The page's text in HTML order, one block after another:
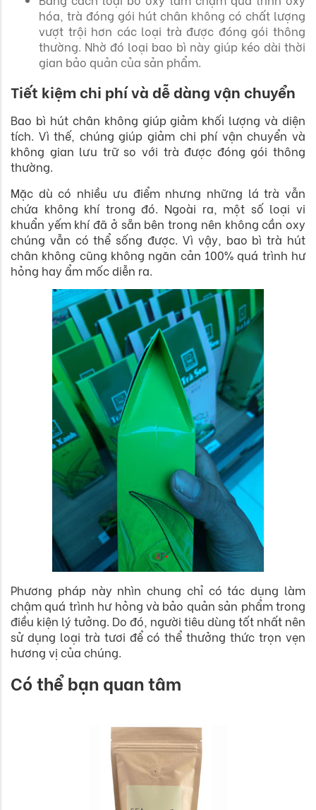
hóa, trà đóng gói hút chân không có chất lượng
vượt trội hơn các loại trà được đóng gói thông
thường. Nhờ đó loại bao bì này giúp kéo dài thời
gian bảo quản của sản phẩm.
Tiết kiệm chi phí và dễ dàng vận chuyển
Bao bì hút chân không giúp giảm khối lượng và diện
tích. Vì thế, chúng giúp giảm chi phí vận chuyển và
không gian lưu trữ so với trà được đóng gói thông
thường.
Mặc dù có nhiều ưu điểm nhưng những lá trà vẫn
chứa không khí trong đó. Ngoài ra, một số loại vi
khuẩn yếm khí đã ở sẵn bên trong nên không cần oxy
chúng vẫn có thể sống được. Vì vậy, bao bì trà hút
chân không cũng không ngăn cản 100% quá trình hư
hỏng hay ẩm mốc diễn ra.
Phương pháp này nhìn chung chỉ có tác dụng làm
chậm quá trình hư hỏng và bảo quản sản phẩm trong
điều kiện lý tưởng. Do đó, người tiêu dùng tốt nhất nên
sử dụng loại trà tươi để có thể thưởng thức trọn vẹn
hương vị của chúng.
Có thể bạn quan tâm